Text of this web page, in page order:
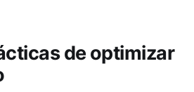
de optimizar